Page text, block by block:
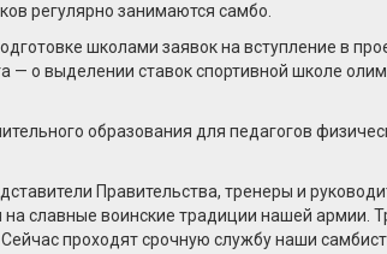
регулярно занимаются самбо.
школами заявок на вступление в
о выделении ставок спортивной школе
образования для педагогов
Правительства, тренеры и
воинские традиции нашей армии.
проходят срочную службу наши